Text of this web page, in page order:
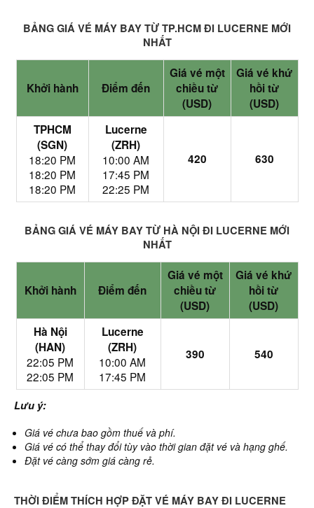
BẢNG GIÁ VÉ MÁY BAY TỪ TP.HCM ĐI LUCERNE MỚI
NHẤT
Khởi hành Điểm đến
Giá vé một
chiều từ
(USD)
Giá vé khứ
hồi từ
(USD)
TPHCM
(SGN)
18:20 PM
18:20 PM
18:20 PM
Lucerne
(ZRH)
10:00 AM
17:45 PM
22:25 PM
420 630
BẢNG GIÁ VÉ MÁY BAY TỪ HÀ NỘI ĐI LUCERNE MỚI
NHẤT
Khởi hành Điểm đến
Giá vé một
chiều từ
(USD)
Giá vé khứ
hồi từ
(USD)
Hà Nội
(HAN)
22:05 PM
22:05 PM
Lucerne
(ZRH)
10:00 AM
17:45 PM
390 540
Lưu ý:
Giá vé chưa bao gồm thuế và phí.
Giá vé có thể thay đổi tùy vào thời gian đặt vé và hạng ghế.
Đặt vé càng sớm giá càng rẻ.
THỜI ĐIỂM THÍCH HỢP ĐẶT VÉ MÁY BAY ĐI LUCERNE